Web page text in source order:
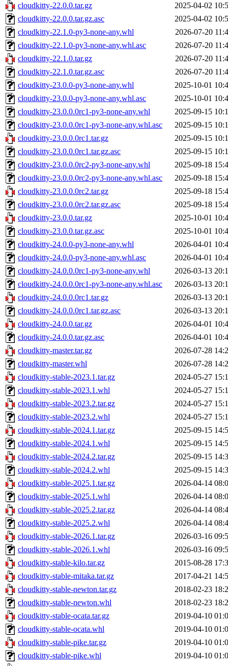
cloudkitty-22.0.0.tar.gz
2025-04-02
cloudkitty-22.0.0.tar.gz.asc
2025-04-02
cloudkitty-22.1.0-py3-none-any.whl
2026-07-20
cloudkitty-22.1.0-py3-none-any.whl.asc
2026-07-20
cloudkitty-22.1.0.tar.gz
2026-07-20
cloudkitty-22.1.0.tar.gz.asc
2026-07-20
cloudkitty-23.0.0-py3-none-any.whl
2025-10-01
cloudkitty-23.0.0-py3-none-any.whl.asc
2025-10-01
cloudkitty-23.0.0.0rc1-py3-none-any.whl
2025-09-15
cloudkitty-23.0.0.0rc1-py3-none-any.whl.asc
2025-09-15
cloudkitty-23.0.0.0rc1.tar.gz
2025-09-15
cloudkitty-23.0.0.0rc1.tar.gz.asc
2025-09-15
cloudkitty-23.0.0.0rc2-py3-none-any.whl
2025-09-18
cloudkitty-23.0.0.0rc2-py3-none-any.whl.asc
2025-09-18
cloudkitty-23.0.0.0rc2.tar.gz
2025-09-18
cloudkitty-23.0.0.0rc2.tar.gz.asc
2025-09-18
cloudkitty-23.0.0.tar.gz
2025-10-01
cloudkitty-23.0.0.tar.gz.asc
2025-10-01
cloudkitty-24.0.0-py3-none-any.whl
2026-04-01
cloudkitty-24.0.0-py3-none-any.whl.asc
2026-04-01
cloudkitty-24.0.0.0rc1-py3-none-any.whl
2026-03-13
cloudkitty-24.0.0.0rc1-py3-none-any.whl.asc
2026-03-13
cloudkitty-24.0.0.0rc1.tar.gz
2026-03-13
cloudkitty-24.0.0.0rc1.tar.gz.asc
2026-03-13
cloudkitty-24.0.0.tar.gz
2026-04-01
cloudkitty-24.0.0.tar.gz.asc
2026-04-01
cloudkitty-master.tar.gz
2026-07-28
cloudkitty-master.whl
2026-07-28
cloudkitty-stable-2023.1.tar.gz
2024-05-27
cloudkitty-stable-2023.1.whl
2024-05-27
cloudkitty-stable-2023.2.tar.gz
2024-05-27
cloudkitty-stable-2023.2.whl
2024-05-27
cloudkitty-stable-2024.1.tar.gz
2025-09-15
cloudkitty-stable-2024.1.whl
2025-09-15
cloudkitty-stable-2024.2.tar.gz
2025-09-15
cloudkitty-stable-2024.2.whl
2025-09-15
cloudkitty-stable-2025.1.tar.gz
2026-04-14
cloudkitty-stable-2025.1.whl
2026-04-14
cloudkitty-stable-2025.2.tar.gz
2026-04-14
cloudkitty-stable-2025.2.whl
2026-04-14
cloudkitty-stable-2026.1.tar.gz
2026-03-16
cloudkitty-stable-2026.1.whl
2026-03-16
cloudkitty-stable-kilo.tar.gz
2015-08-28
cloudkitty-stable-mitaka.tar.gz
2017-04-21
cloudkitty-stable-newton.tar.gz
2018-02-23
cloudkitty-stable-newton.whl
2018-02-23
cloudkitty-stable-ocata.tar.gz
2019-04-10
cloudkitty-stable-ocata.whl
2019-04-10
cloudkitty-stable-pike.tar.gz
2019-04-10
cloudkitty-stable-pike.whl
2019-04-10